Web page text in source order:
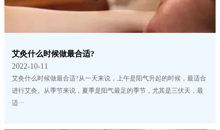
艾灸什么时候做最合适?
2022-10-11
艾灸什么时候做最合适?从一天来说，上午是阳气升起的时候，最适合
进行艾灸。从季节来说，夏季是阳气最足的季节，尤其是三伏天，最
适···